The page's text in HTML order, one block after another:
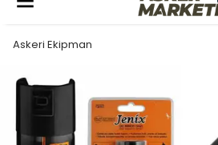
Askeri Ekipman